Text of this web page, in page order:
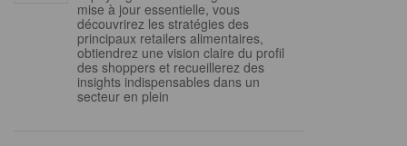
mise à jour essentielle, vous
découvrirez les stratégies des
principaux retailers alimentaires,
obtiendrez une vision claire du profil
des shoppers et recueillerez des
insights indispensables dans un
secteur en plein